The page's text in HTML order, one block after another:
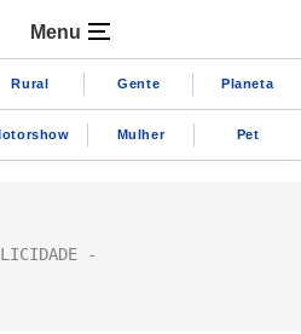
Menu
Rural Gente Planeta
Mulher Pet